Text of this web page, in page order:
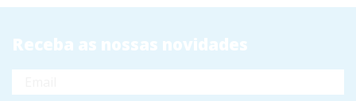
Receba as nossas novidades